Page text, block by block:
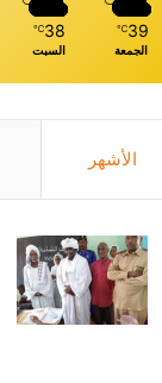
39
℃
الجمعة
38
℃
السبت
الأشهر